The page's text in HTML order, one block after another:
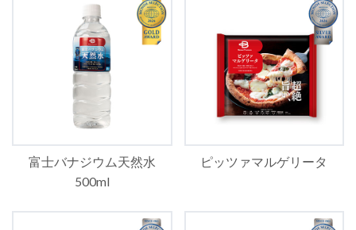
富士バナジウム天然水
500ml
ピッツァマルゲリータ